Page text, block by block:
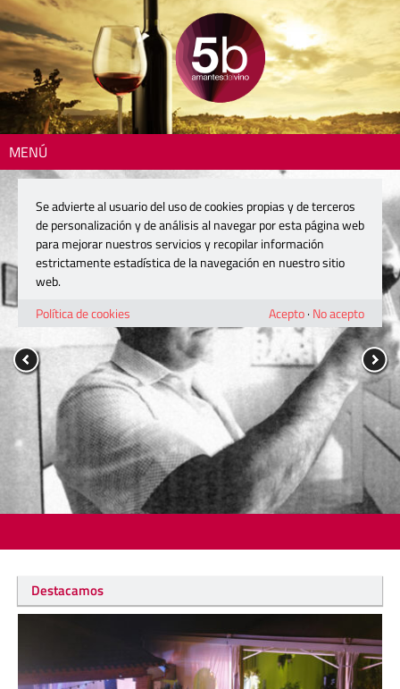
MENÚ
Destacamos
Se advierte al usuario del uso de cookies propias y de terceros
de personalización y de análisis al navegar por esta página web
para mejorar nuestros servicios y recopilar información
estrictamente estadística de la navegación en nuestro sitio
web.
Política de cookies
Acepto· No acepto